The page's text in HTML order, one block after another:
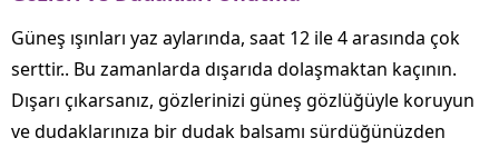
Güneş ışınları yaz aylarında, saat 12 ile 4 arasında çok
serttir.. Bu zamanlarda dışarıda dolaşmaktan kaçının.
Dışarı çıkarsanız, gözlerinizi güneş gözlüğüyle koruyun
ve dudaklarınıza bir dudak balsamı sürdüğünüzden